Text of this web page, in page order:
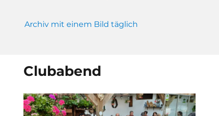
Archiv mit einem Bild täglich
Clubabend